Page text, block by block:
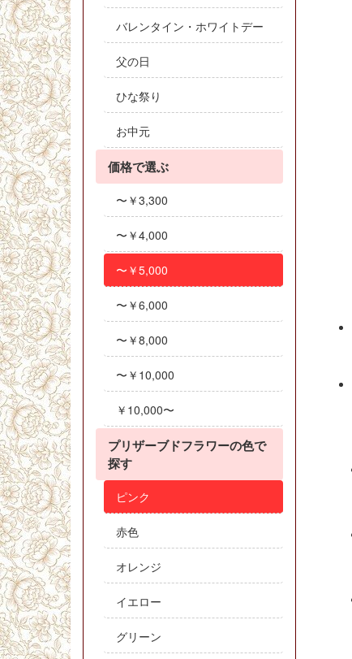
バレンタイン・ホワイトデー
父の日
ひな祭り
お中元
価格で選ぶ
〜￥3,300
〜￥4,000
〜￥5,000
〜￥6,000
〜￥8,000
〜￥10,000
￥10,000〜
プリザーブドフラワーの色で
探す
ピンク
赤色
オレンジ
イエロー
グリーン